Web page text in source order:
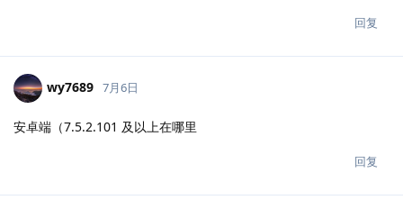
回复
wy7689 7月6日
安卓端（7.5.2.101 及以上在哪里
回复